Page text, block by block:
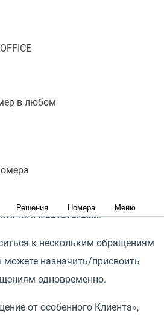
в любом
Решения Номера Меню
на закладке
тег.
которым
то или иное обращение
Вы можете добавлять
по летней распродаже»,
теги савтотегами.
к нескольким обращениям
можете назначить/присвоить
одновременно.
от особенного Клиента»,